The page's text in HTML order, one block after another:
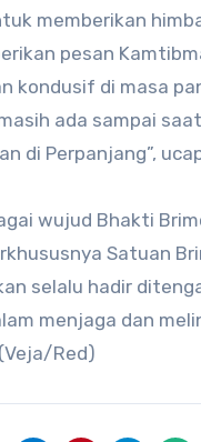
memberikan
pesan
kondusif di masa
ada sampai
di Perpanjang”,
wujud Bhakti
Satuan
selalu hadir
menjaga dan
Red)